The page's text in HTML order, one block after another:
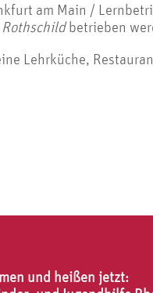
am Main /
betrieben
Lehrküche,
und heißen jetzt: